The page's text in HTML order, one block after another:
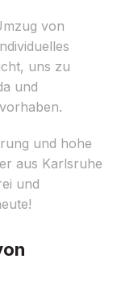
von
uns zu
und
und hohe
aus Karlsruhe
und